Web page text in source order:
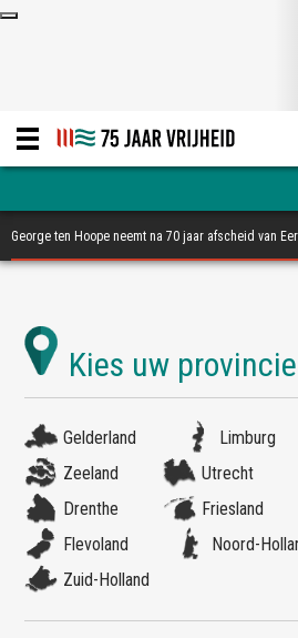
George ten Hoope neemt na 70 jaar afscheid van
Gelderland Limburg
Zeeland
Utrecht
Drenthe
Friesland
Flevoland
Noord-
Zuid-Holland